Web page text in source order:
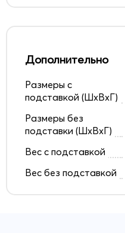
Дополнительно
Размеры с
подставкой (ШxВxГ)
Размеры без
подставки (ШxВxГ)
Вес с подставкой
Вес без подставкой